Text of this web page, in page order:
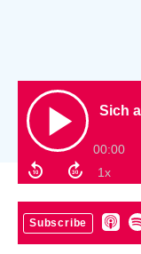
00:00
Subscribe